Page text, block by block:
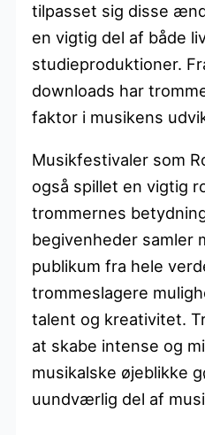
tilpasset sig disse
en vigtig del af både
studieproduktioner.
downloads har
faktor i musikens
Musikfestivaler som
også spillet en vigtig
trommernes
begivenheder samler
publikum fra hele
trommeslagere
talent og kreativitet.
at skabe intense og
musikalske øjeblikke
uundværlig del af